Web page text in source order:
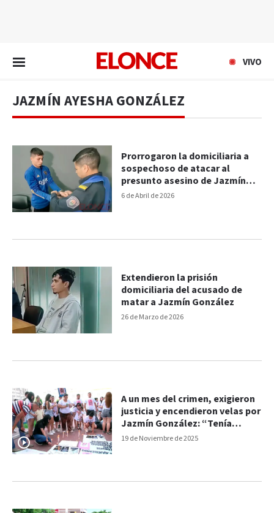
VIVO
JAZMÍN AYESHA GONZÁLEZ
6 de Abril de 2026
Prorrogaron la domiciliaria a
sospechoso de atacar al
presunto asesino de Jazmín
González
26 de Marzo de 2026
Extendieron la prisión
domiciliaria del acusado de
matar a Jazmín González
19 de Noviembre de 2025
A un mes del crimen, exigieron
justicia y encendieron velas por
Jazmín González: “Tenía
muchos sueños por cumplir”